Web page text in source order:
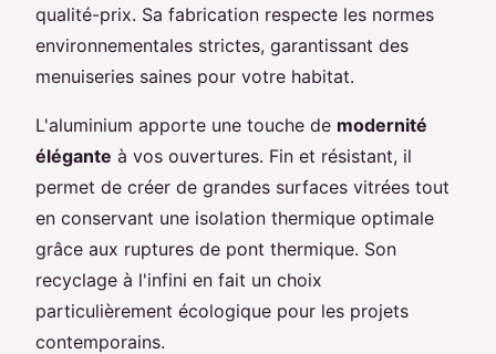
qualité-prix. Sa fabrication respecte les normes
environnementales strictes, garantissant des
menuiseries saines pour votre habitat.
L'aluminium apporte une touche de modernité
élégante à vos ouvertures. Fin et résistant, il
permet de créer de grandes surfaces vitrées tout
en conservant une isolation thermique optimale
grâce aux ruptures de pont thermique. Son
recyclage à l'infini en fait un choix
particulièrement écologique pour les projets
contemporains.